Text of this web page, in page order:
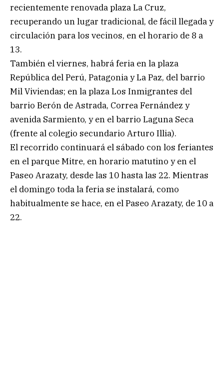
recientemente renovada plaza La Cruz,
recuperando un lugar tradicional, de fácil llegada y
circulación para los vecinos, en el horario de 8 a
13.
También el viernes, habrá feria en la plaza
República del Perú, Patagonia y La Paz, del barrio
Mil Viviendas; en la plaza Los Inmigrantes del
barrio Berón de Astrada, Correa Fernández y
avenida Sarmiento, y en el barrio Laguna Seca
(frente al colegio secundario Arturo Illia).
El recorrido continuará el sábado con los feriantes
en el parque Mitre, en horario matutino y en el
Paseo Arazaty, desde las 10 hasta las 22. Mientras
el domingo toda la feria se instalará, como
habitualmente se hace, en el Paseo Arazaty, de 10 a
22.